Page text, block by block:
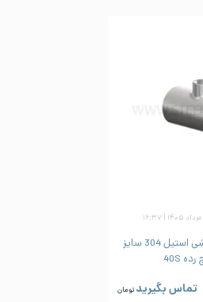
سه راهی تبدیل جوشی استیل 304 سایز
تماس بگیرید تومان